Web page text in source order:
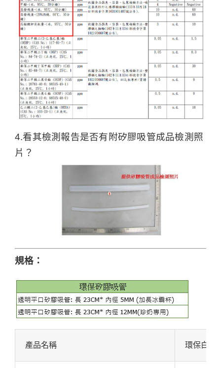
4.看其檢測報告是否有附矽膠吸管成品檢測照
片？
規格：
產品名稱 環保白金